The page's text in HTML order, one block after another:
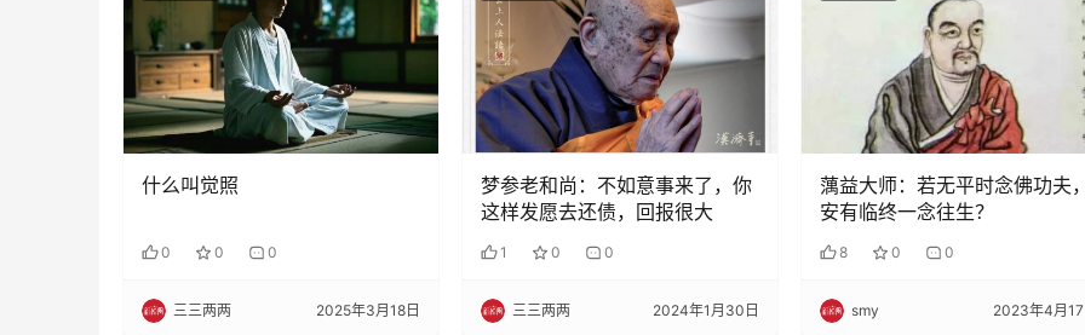
什么叫觉照
0 0 0
三三两两 2025年3月18日
梦参老和尚：不如意事来了，你
这样发愿去还债，回报很大
1 0 0
三三两两 2024年1月30日
蕅益大师：若无平时念佛功夫
安有临终一念往生？
8 0 0
smy 2023年4月